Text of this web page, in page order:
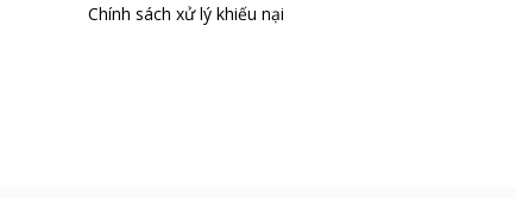
Chính sách xử lý khiếu nại